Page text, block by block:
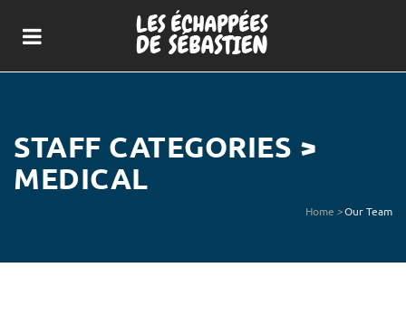
STAFF CATEGORIES >
MEDICAL
Home >Our Team